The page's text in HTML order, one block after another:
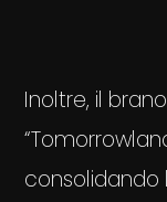
Inoltre, il
consolidando